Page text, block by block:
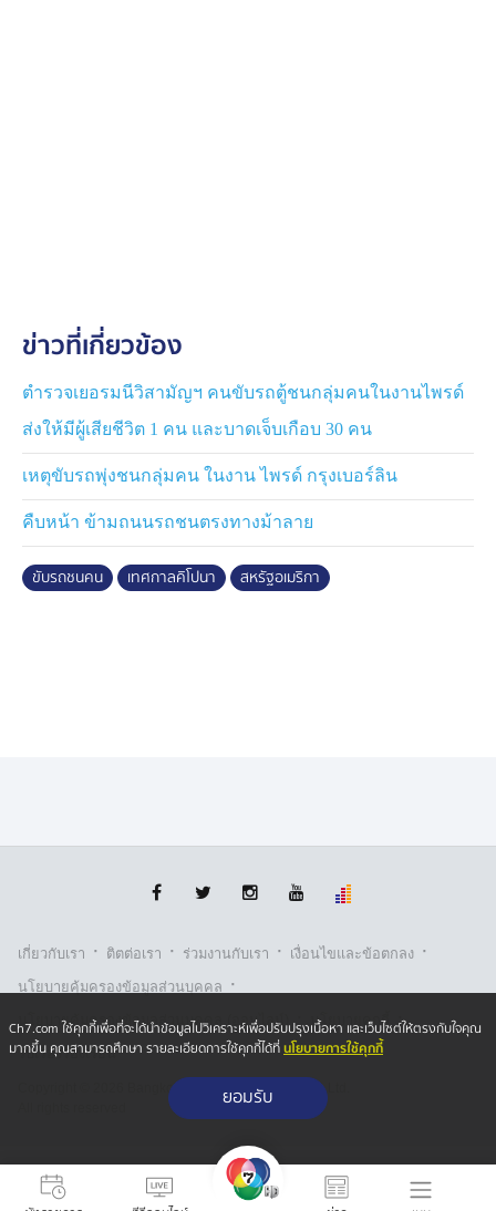
ข่าวที่เกี่ยวข้อง
ตำรวจเยอรมนีวิสามัญฯ คนขับรถตู้ชนกลุ่มคนในงานไพรด์
ส่งให้มีผู้เสียชีวิต 1 คน และบาดเจ็บเกือบ 30 คน
เหตุขับรถพุ่งชนกลุ่มคน ในงาน ไพรด์ กรุงเบอร์ลิน
คืบหน้า ข้ามถนนรถชนตรงทางม้าลาย
ขับรถชนคน เทศกาลคิโปนา สหรัฐอเมริกา
เกี่ยวกับเรา · ติตต่อเรา · ร่วมงานกับเรา · เงื่อนไขและข้อตกลง ·
นโยบายคุ้มครองข้อมูลส่วนบุคคล ·
นโยบายคุ้มครองข้อมูลส่วนบุคคล (ออนไลน์) · นโยบายคุกกี้ ·
รับเรื่องร้องเรียน
Copyright © 2026 Bangkok Broadcasting & T.V. Co.,Ltd.
Ch7.com ใช้คุกกี้เพื่อที่จะได้นำข้อมูลไปวิเคราะห์เพื่อปรับปรุงเนื้อหา และเว็บไซต์ให้ตรงกับใจคุณ
มากขึ้น คุณสามารถศึกษา รายละเอียดการใช้คุกกี้ได้ที่นโยบายการใช้คุกกี้
ยอมรับ